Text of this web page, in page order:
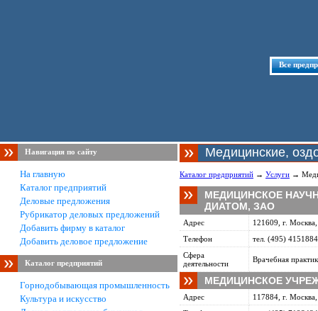
Все
Навигация по сайту
На главную
Каталог предприятий
Деловые предложения
Рубрикатор деловых предложений
Добавить фирму в каталог
Добавить деловое предложение
Каталог предприятий
Горнодобывающая промышленность
Культура и искусство
Медицинские,
Каталог предприятий → Услуги →
МЕДИЦИНСКОЕ
ДИАТОМ, ЗАО
Адрес
121609, г.
Телефон
тел. (495) 4151884
Сфера
деятельности
Врачебная
МЕДИЦИНСКОЕ
Адрес
117884, г.